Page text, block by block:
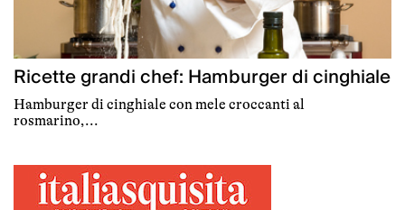
Ricette grandi chef: Hamburger di cinghiale
Hamburger di cinghiale con mele croccanti al
rosmarino,...